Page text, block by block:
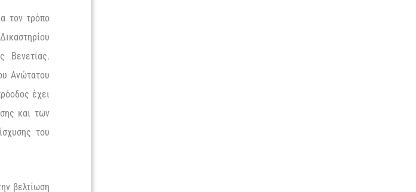
τον τρόπο
Βενετίας.
Ανώτατου
έχει
και των
του
βελτίωση